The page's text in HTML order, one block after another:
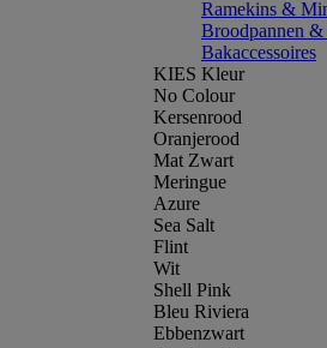
Ramekins &
Broodpannen &
Bakaccessoires
KIES Kleur
No Colour
Kersenrood
Oranjerood
Mat Zwart
Meringue
Azure
Sea Salt
Flint
Wit
Shell Pink
Bleu Riviera
Ebbenzwart